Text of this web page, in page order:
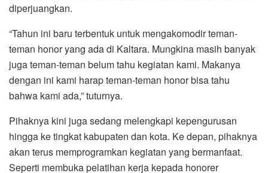
diperjuangkan.
“Tahun ini baru terbentuk untuk mengakomodir teman-
teman honor yang ada di Kaltara. Mungkina masih banyak
juga teman-teman belum tahu kegiatan kami. Makanya
dengan ini kami harap teman-teman honor bisa tahu
bahwa kami ada,” tuturnya.
Pihaknya kini juga sedang melengkapi kepengurusan
hingga ke tingkat kabupaten dan kota. Ke depan, pihaknya
akan terus memprogramkan kegiatan yang bermanfaat.
Seperti membuka pelatihan kerja kepada honorer